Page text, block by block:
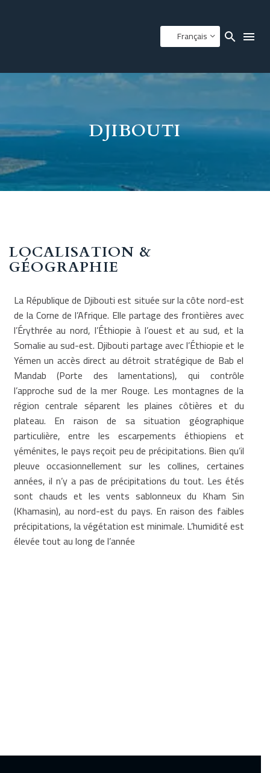
Français
DJIBOUTI
LOCALISATION &
GÉOGRAPHIE
La République de Djibouti est située sur la côte nord-est
de la Corne de l’Afrique. Elle partage des frontières avec
l’Érythrée au nord, l’Éthiopie à l’ouest et au sud, et la
Somalie au sud-est. Djibouti partage avec l’Éthiopie et le
Yémen un accès direct au détroit stratégique de Bab el
Mandab (Porte des lamentations), qui contrôle
l’approche sud de la mer Rouge. Les montagnes de la
région centrale séparent les plaines côtières et du
plateau. En raison de sa situation géographique
particulière, entre les escarpements éthiopiens et
yéménites, le pays reçoit peu de précipitations. Bien qu’il
pleuve occasionnellement sur les collines, certaines
années, il n’y a pas de précipitations du tout. Les étés
sont chauds et les vents sablonneux du Kham Sin
(Khamasin), au nord-est du pays. En raison des faibles
précipitations, la végétation est minimale. L’humidité est
élevée tout au long de l’année